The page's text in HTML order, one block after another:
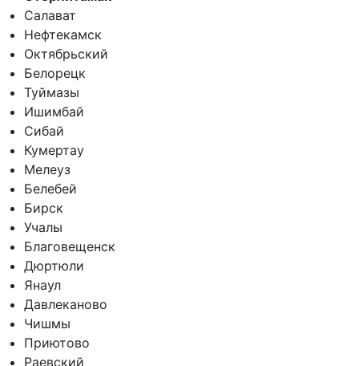
Салават
Нефтекамск
Октябрьский
Белорецк
Туймазы
Ишимбай
Сибай
Кумертау
Мелеуз
Белебей
Бирск
Учалы
Благовещенск
Дюртюли
Янаул
Давлеканово
Чишмы
Приютово
Раевский